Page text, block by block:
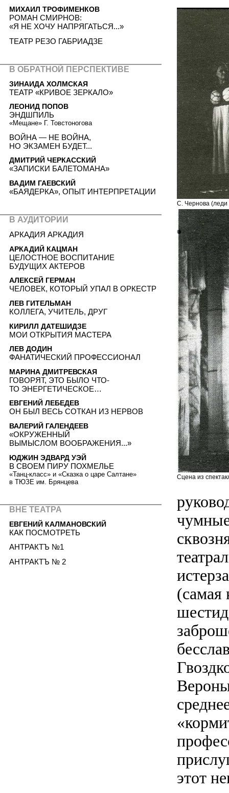
С. Чернова (леди
Сцена из
(самая
этот
МИХАИЛ ТРОФИМЕНКОВ
РОМАН СМИРНОВ:
«Я НЕ ХОЧУ НАПРЯГАТЬСЯ...»
ТЕАТР РЕЗО ГАБРИАДЗЕ
В ОБРАТНОЙ ПЕРСПЕКТИВЕ
ЗИНАИДА ХОЛМСКАЯ
ТЕАТР «КРИВОЕ ЗЕРКАЛО»
ЛЕОНИД ПОПОВ
ЭНДШПИЛЬ
«Мещане» Г. Товстоногова
ВОЙНА — НЕ ВОЙНА,
НО ЭКЗАМЕН БУДЕТ...
ДМИТРИЙ ЧЕРКАССКИЙ
«ЗАПИСКИ БАЛЕТОМАНА»
ВАДИМ ГАЕВСКИЙ
«БАЯДЕРКА», ОПЫТ ИНТЕРПРЕТАЦИИ
В АУДИТОРИИ
АРКАДИЯ АРКАДИЯ
АРКАДИЙ КАЦМАН
ЦЕЛОСТНОЕ ВОСПИТАНИЕ
БУДУЩИХ АКТЕРОВ
АЛЕКСЕЙ ГЕРМАН
ЧЕЛОВЕК, КОТОРЫЙ УПАЛ В ОРКЕСТР
ЛЕВ ГИТЕЛЬМАН
КОЛЛЕГА, УЧИТЕЛЬ, ДРУГ
КИРИЛЛ ДАТЕШИДЗЕ
МОИ ОТКРЫТИЯ МАСТЕРА
ЛЕВ ДОДИН
ФАНАТИЧЕСКИЙ ПРОФЕССИОНАЛ
МАРИНА ДМИТРЕВСКАЯ
ГОВОРЯТ, ЭТО БЫЛО ЧТО-
ТО ЭНЕРГЕТИЧЕСКОЕ…
ЕВГЕНИЙ ЛЕБЕДЕВ
ОН БЫЛ ВЕСЬ СОТКАН ИЗ НЕРВОВ
ВАЛЕРИЙ ГАЛЕНДЕЕВ
«ОКРУЖЕННЫЙ
ВЫМЫСЛОМ ВООБРАЖЕНИЯ...»
ЮДЖИН ЭДВАРД УЭЙ
В СВОЕМ ПИРУ ПОХМЕЛЬЕ
«Танц-класс» и «Сказка о царе Салтане»
в ТЮЗЕ им. Брянцева
ВНЕ ТЕАТРА
ЕВГЕНИЙ КАЛМАНОВСКИЙ
КАК ПОСМОТРЕТЬ
АНТРАКТЪ №1
АНТРАКТЪ № 2